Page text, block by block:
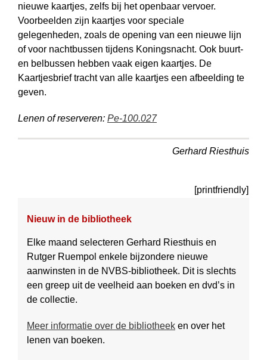
nieuwe kaartjes, zelfs bij het openbaar vervoer.
Voorbeelden zijn kaartjes voor speciale
gelegenheden, zoals de opening van een nieuwe lijn
of voor nachtbussen tijdens Koningsnacht. Ook buurt-
en belbussen hebben vaak eigen kaartjes. De
Kaartjesbrief tracht van alle kaartjes een afbeelding te
geven.
Lenen of reserveren: Pe-100.027
Gerhard Riesthuis
[printfriendly]
Nieuw in de bibliotheek
Elke maand selecteren Gerhard Riesthuis en
Rutger Ruempol enkele bijzondere nieuwe
aanwinsten in de NVBS-bibliotheek. Dit is slechts
een greep uit de veelheid aan boeken en dvd’s in
de collectie.
Meer informatie over de bibliotheek en over het
lenen van boeken.